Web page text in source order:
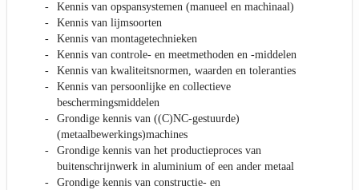
Kennis van opspansystemen (manueel en machinaal)
Kennis van lijmsoorten
Kennis van montagetechnieken
Kennis van controle- en meetmethoden en -middelen
Kennis van kwaliteitsnormen, waarden en toleranties
Kennis van persoonlijke en collectieve
beschermingsmiddelen
Grondige kennis van ((C)NC-gestuurde)
(metaalbewerkings)machines
Grondige kennis van het productieproces van
buitenschrijnwerk in aluminium of een ander metaal
Grondige kennis van constructie- en